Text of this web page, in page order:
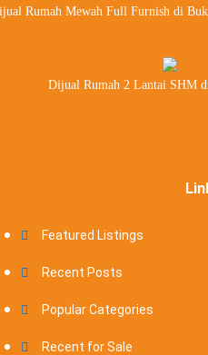
Rumah Mewah Full Furnish di
Dijual Rumah 2 Lantai SHM
Featured Listings
Recent Posts
Popular Categories
Recent for Sale